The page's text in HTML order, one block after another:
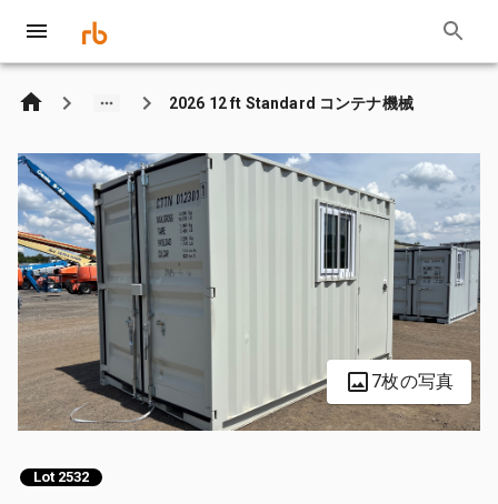
2026 12 ft Standard コンテナ機械
7枚の写真
Lot 2532